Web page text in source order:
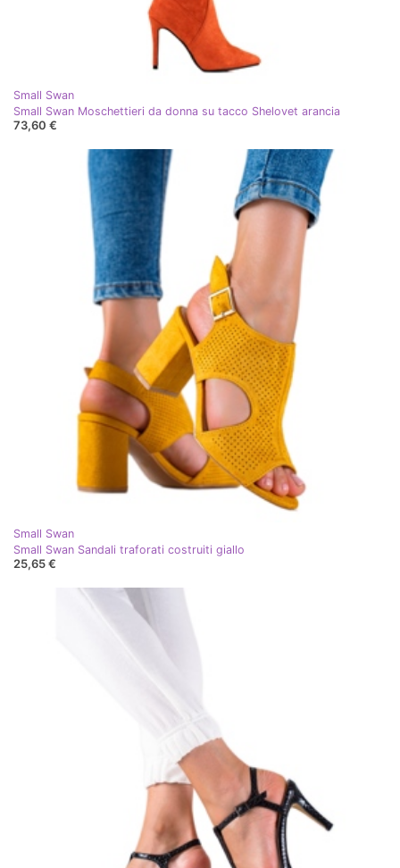
Small Swan
Small Swan Moschettieri da donna su tacco Shelovet arancia
73,60 €
Small Swan
Small Swan Sandali traforati costruiti giallo
25,65 €